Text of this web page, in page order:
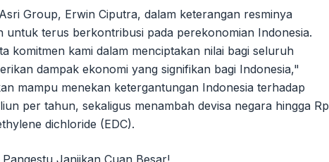
Group, Erwin Ciputra, dalam keterangan resminya
untuk terus berkontribusi pada perekonomian Indonesia.
komitmen kami dalam menciptakan nilai bagi seluruh
dampak ekonomi yang signifikan bagi Indonesia,"
mampu menekan ketergantungan Indonesia terhadap
per tahun, sekaligus menambah devisa negara hingga Rp
dichloride (EDC).